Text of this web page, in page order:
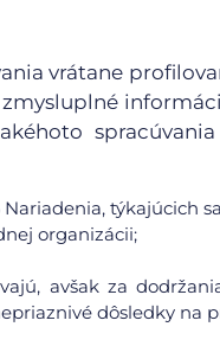
vrátane
týkajúcich
organizácii;
avšak za
dôsledky na